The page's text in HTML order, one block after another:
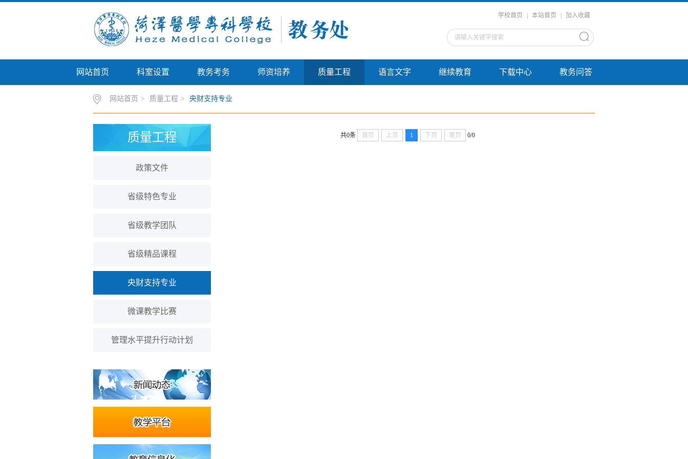
学校首页 本站首页 加入收藏
网站首页 科室设置 教务考务 师资培养 质量工程 语言文字 继续教育 下载中心 教务问答
网站首页 > 质量工程 > 央财支持专业
质量工程
政策文件
省级特色专业
省级教学团队
省级精品课程
央财支持专业
微课教学比赛
管理水平提升行动计划
共0条 首页 上页 1 下页 尾页 0/0